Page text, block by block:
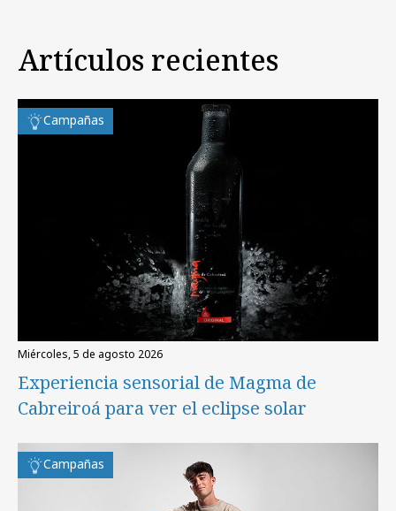
Artículos recientes
Campañas
miércoles, 5 de agosto 2026
Experiencia sensorial de Magma de
Cabreiroá para ver el eclipse solar
Campañas